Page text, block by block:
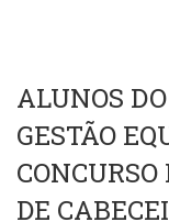
ALUNOS
GESTÃO
DE